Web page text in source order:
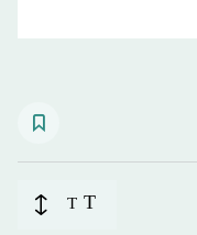
T
T